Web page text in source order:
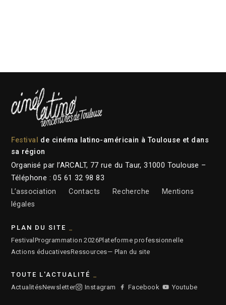
Festival
de cinéma latino-américain à Toulouse et dans
sa région
Organisé par l’ARCALT, 77 rue du Taur, 31000 Toulouse –
Téléphone : 05 61 32 98 83
L’association
Contacts Recherche
Mentions
légales
PLAN DU SITE
Festival Programmation 2026Plateforme professionnelle
Actions éducativesRessources— Plan du site
TOUTE L'ACTUALITÉ
ActualitésNewsletter Instagram Facebook Youtube